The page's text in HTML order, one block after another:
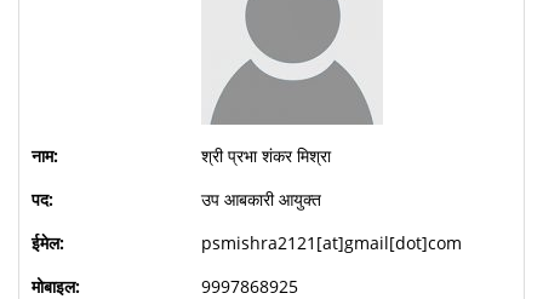
श्री प्रभा शंकर मिश्रा
उप आबकारी आयुक्त
psmishra2121[at]gmail[dot]com
9997868925